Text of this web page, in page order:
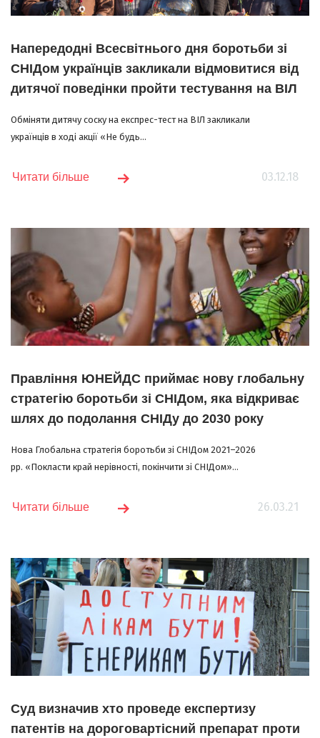
Напередодні Всесвітнього дня боротьби зі
СНІДом українців закликали відмовитися від
дитячої поведінки пройти тестування на ВІЛ
Обміняти дитячу соску на експрес-тест на ВІЛ закликали
українців в ході акції «Не будь...
03.12.18
Читати більше
Правління ЮНЕЙДС приймає нову глобальну
стратегію боротьби зі СНІДом, яка відкриває
шлях до подолання СНІДу до 2030 року
Нова Глобальна стратегія боротьби зі СНІДом 2021–2026
рр. «Покласти край нерівності, покінчити зі СНІДом»...
26.03.21
Читати більше
Суд визначив хто проведе експертизу
патентів на дороговартісний препарат проти